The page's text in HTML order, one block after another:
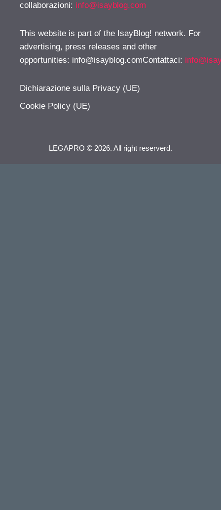
collaborazioni: info@isayblog.com
This website is part of the IsayBlog! network. For
advertising, press releases and other
opportunities: info@isayblog.comContattaci:
Dichiarazione sulla Privacy (UE)
Cookie Policy (UE)
LEGAPRO © 2026. All right reserverd.